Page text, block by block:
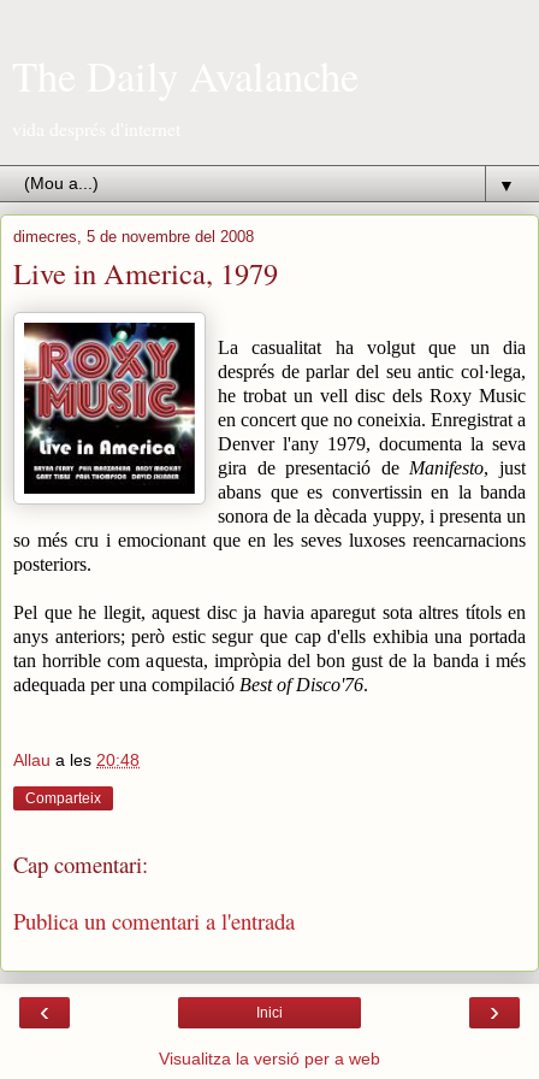
▼
dimecres, 5 de novembre del 2008
Live in America, 1979
La casualitat ha volgut que un dia
després de parlar del seu antic col·lega,
he trobat un vell disc dels Roxy Music
en concert que no coneixia. Enregistrat a
Denver l'any 1979, documenta la seva
gira de presentació de Manifesto, just
abans que es convertissin en la banda
sonora de la dècada yuppy, i presenta un
so més cru i emocionant que en les seves luxoses reencarnacions
posteriors.
Pel que he llegit, aquest disc ja havia aparegut sota altres títols en
anys anteriors; però estic segur que cap d'ells exhibia una portada
tan horrible com aquesta, impròpia del bon gust de la banda i més
adequada per una compilació Best of Disco'76.
Allau a les 20:48
Comparteix
Cap comentari:
Publica un comentari a l'entrada
‹ ›
Inici
Visualitza la versió per a web